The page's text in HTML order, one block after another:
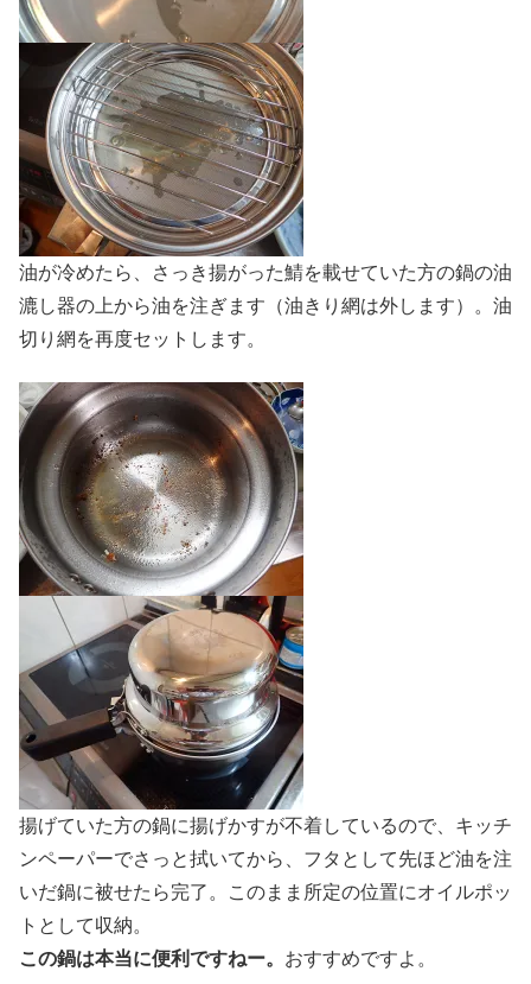
油が冷めたら、さっき揚がった鯖を載せていた方の鍋の油
漉し器の上から油を注ぎます（油きり網は外します）。油
切り網を再度セットします。
揚げていた方の鍋に揚げかすが不着しているので、キッチ
ンペーパーでさっと拭いてから、フタとして先ほど油を注
いだ鍋に被せたら完了。このまま所定の位置にオイルポッ
トとして収納。
この鍋は本当に便利ですねー。 おすすめですよ。